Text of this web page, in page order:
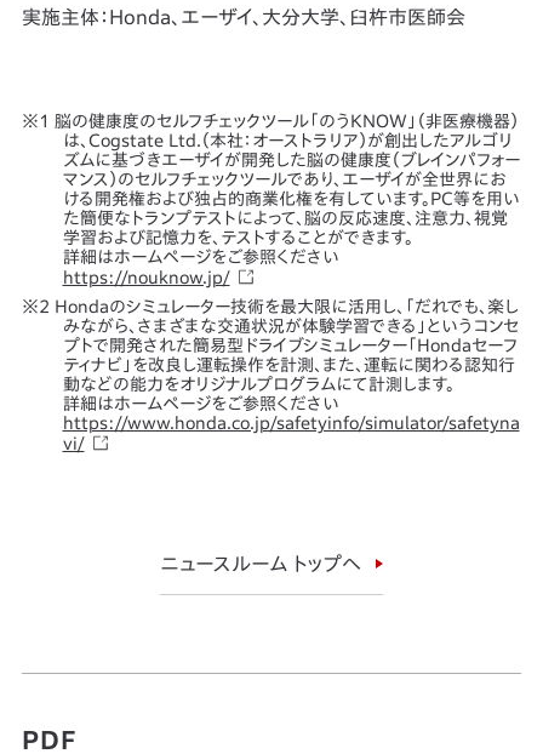
実施主体：Honda、エーザイ、大分大学、臼杵市医師会
脳の健康度のセルフチェックツール「のうKNOW」（非医療機器）
は、Cogstate Ltd.（本社：オーストラリア）が創出したアルゴリ
ズムに基づきエーザイが開発した脳の健康度（ブレインパフォー
マンス）のセルフチェックツールであり、エーザイが全世界にお
ける開発権および独占的商業化権を有しています。PC等を用い
た簡便なトランプテストによって、脳の反応速度、注意力、視覚
学習および記憶力を、テストすることができます。
詳細はホームページをご参照ください
https://nouknow.jp/
Hondaのシミュレーター技術を最大限に活用し、「だれでも、楽し
みながら、さまざまな交通状況が体験学習できる」というコンセ
プトで開発された簡易型ドライブシミュレーター「Hondaセーフ
ティナビ」を改良し運転操作を計測、また、運転に関わる認知行
動などの能力をオリジナルプログラムにて計測します。
詳細はホームページをご参照ください
https://www.honda.co.jp/safetyinfo/simulator/safetyna
vi/
ニュースルーム トップへ
PDF